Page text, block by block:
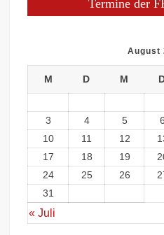
Termine der
August
M D M
3
4 5 6
10
11 12
17
18 19
24
25 26
31
« Juli